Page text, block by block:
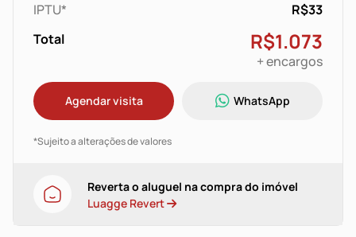
IPTU*
R$33
Total
R$1.073
+ encargos
Agendar visita WhatsApp
*Sujeito a alterações de valores
Reverta o aluguel na compra do imóvel
Luagge Revert